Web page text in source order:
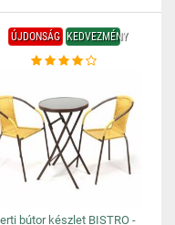
ÚJDONSÁG KEDVEZMÉNY
bútor készlet BISTRO -